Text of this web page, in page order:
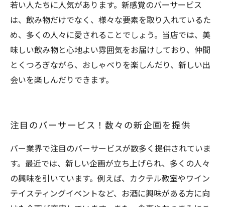
若い人たちに人気があります。新感覚のバーサービス
は、飲み物だけでなく、様々な要素を取り入れているた
め、多くの人々に愛されることでしょう。当店では、美
味しい飲み物と心地よい雰囲気をお届けしており、仲間
とくつろぎながら、おしゃべりを楽しんだり、新しい出
会いを楽しんだりできます。
注目のバーサービス！数々の新企画を提供
バー業界で注目のバーサービスが数多く提供されていま
す。最近では、新しい企画が立ち上げられ、多くの人々
の興味を引いています。例えば、カクテル教室やワイン
テイスティングイベントなど、お酒に興味がある方に向